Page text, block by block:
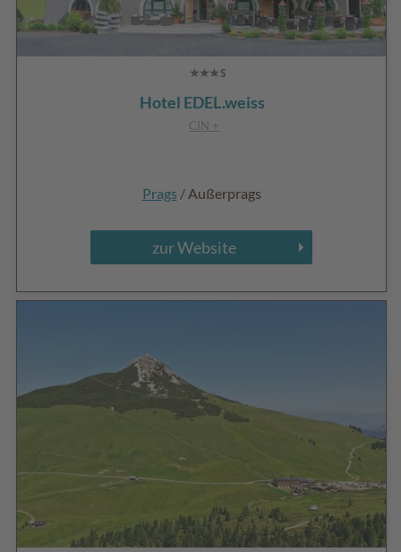
Hotel EDEL.weiss
CIN +
Prags / Außerprags
zur Website